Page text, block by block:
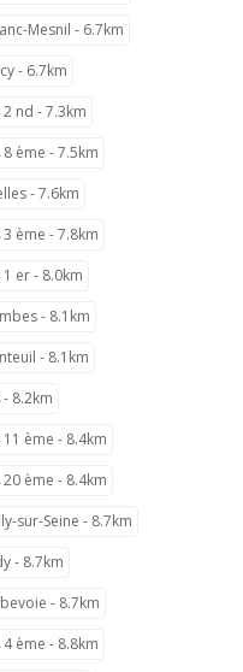
Mesnil - 6.7km
- 6.7km
nd - 7.3km
ème - 7.5km
- 7.6km
ème - 7.8km
er - 8.0km
- 8.1km
- 8.1km
8.2km
ème - 8.4km
ème - 8.4km
sur-Seine - 8.7km
- 8.7km
- 8.7km
ème - 8.8km